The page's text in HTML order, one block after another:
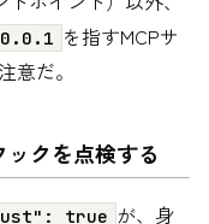
を指すMCPサ
意だ。
クを点検する
true が、身